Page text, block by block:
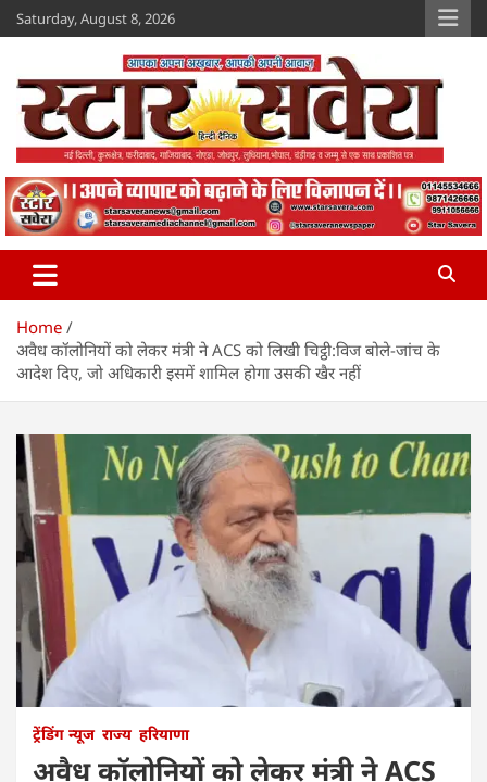
Skip
to
Saturday, August 8, 2026
Star Savera
www.starsavera.com
Home
अवैध कॉलोनियों को लेकर मंत्री ने ACS को लिखी चिट्ठी:विज बोले-जांच के
आदेश दिए, जो अधिकारी इसमें शामिल होगा उसकी खैर नहीं
ट्रेंडिंग न्यूज राज्य हरियाणा
अवैध कॉलोनियों को लेकर मंत्री ने ACS